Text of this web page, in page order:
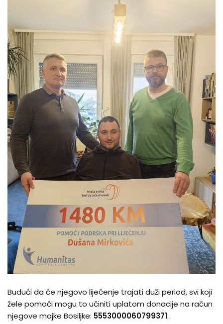
Budući da će njegovo liječenje trajati duži period, svi koji
žele pomoći mogu to učiniti uplatom donacije na račun
njegove majke Bosiljke: 5553000060799371.